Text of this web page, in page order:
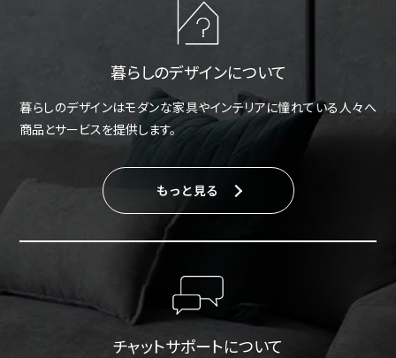
暮らしのデザインについて
暮らしのデザインはモダンな家具やインテリアに憧れている人々へ
商品とサービスを提供します。
もっと見る
チャットサポートについて